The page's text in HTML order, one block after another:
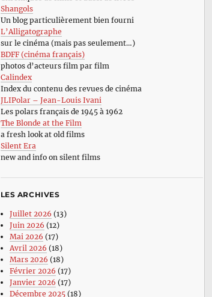
Shangols
Un blog particulièrement bien fourni
L’Alligatographe
sur le cinéma (mais pas seulement…)
BDFF (cinéma français)
photos d’acteurs film par film
Calindex
Index du contenu des revues de cinéma
JLIPolar – Jean-Louis Ivani
Les polars français de 1945 à 1962
The Blonde at the Film
a fresh look at old films
Silent Era
new and info on silent films
LES ARCHIVES
Juillet 2026 (13)
Juin 2026 (12)
Mai 2026 (17)
Avril 2026 (18)
Mars 2026 (18)
Février 2026 (17)
Janvier 2026 (17)
Décembre 2025(18)